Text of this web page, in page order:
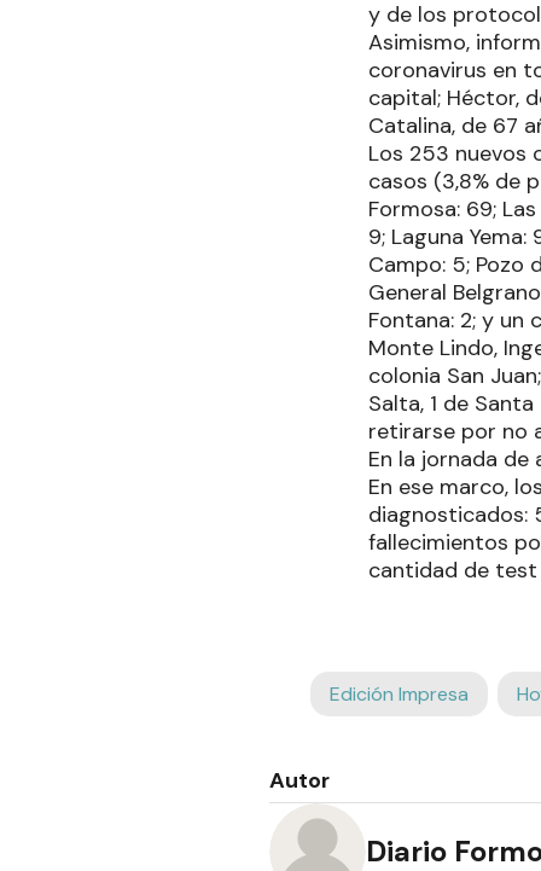
y de los
Asimismo,
coronavirus en
capital; Héctor,
Catalina, de 67
Los 253 nuevos
casos (3,8% de
Formosa: 69; Las
9; Laguna Yema:
Campo: 5; Pozo
General
Fontana: 2; y un
Monte Lindo,
colonia San
Salta, 1 de
retirarse por no
En la jornada
En ese marco,
diagnosticados:
fallecimientos
cantidad de test
Edición Impresa
Autor
Diario